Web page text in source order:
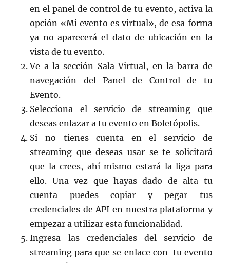
en el panel de control de tu evento, activa la
opción «Mi evento es virtual», de esa forma
ya no aparecerá el dato de ubicación en la
vista de tu evento.
Ve a la sección Sala Virtual, en la barra de
navegación del Panel de Control de tu
Evento.
Selecciona el servicio de streaming que
deseas enlazar a tu evento en Boletópolis.
Si no tienes cuenta en el servicio de
streaming que deseas usar se te solicitará
que la crees, ahí mismo estará la liga para
ello. Una vez que hayas dado de alta tu
cuenta puedes copiar y pegar tus
credenciales de API en nuestra plataforma y
empezar a utilizar esta funcionalidad.
Ingresa las credenciales del servicio de
streaming para que se enlace con tu evento